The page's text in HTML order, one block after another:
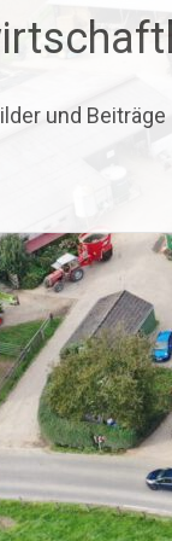
und Beiträge